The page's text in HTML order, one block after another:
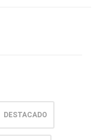
DESTACADO